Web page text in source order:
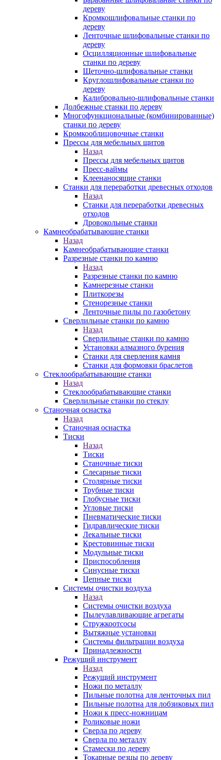
дереву
Кромкошлифовальные станки по
дереву
Ленточные шлифовальные станки по
дереву
Осцилляционные шлифовальные
станки по дереву
Щеточно-шлифовальные станки
Круглошлифовальные станки по
дереву
Калибровально-шлифовальные станки
Долбежные станки по дереву
Многофункциональные (комбинированные)
станки по дереву
Кромкооблицовочные станки
Прессы для мебельных щитов
Назад
Прессы для мебельных щитов
Пресс-ваймы
Клеенаносящие станки
Станки для переработки древесных отходов
Назад
Станки для переработки древесных
отходов
Дровокольные станки
Камнеобрабатывающие станки
Назад
Камнеобрабатывающие станки
Разрезные станки по камню
Назад
Разрезные станки по камню
Камнерезные станки
Плиткорезы
Стенорезные станки
Ленточные пилы по газобетону
Сверлильные станки по камню
Назад
Сверлильные станки по камню
Установки алмазного бурения
Станки для сверления камня
Станки для формовки браслетов
Стеклообрабатывающие станки
Назад
Стеклообрабатывающие станки
Сверлильные станки по стеклу
Станочная оснастка
Назад
Станочная оснастка
Тиски
Назад
Тиски
Станочные тиски
Слесарные тиски
Столярные тиски
Трубные тиски
Глобусные тиски
Угловые тиски
Пневматические тиски
Гидравлические тиски
Лекальные тиски
Крестовинные тиски
Модульные тиски
Приспособления
Синусные тиски
Цепные тиски
Системы очистки воздуха
Назад
Системы очистки воздуха
Пылеулавливающие агрегаты
Стружкоотсосы
Вытяжные установки
Системы фильтрации воздуха
Принадлежности
Режущий инструмент
Назад
Режущий инструмент
Ножи по металлу
Пильные полотна для ленточных пил
Пильные полотна для лобзиковых пил
Ножи к пресс-ножницам
Роликовые ножи
Сверла по дереву
Сверла по металлу
Стамески по дереву
Токарные резцы по дереву